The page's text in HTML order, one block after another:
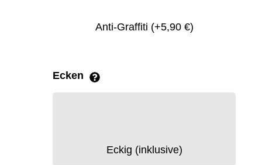
Anti-Graffiti (+5,90 €)
Ecken
Eckig (inklusive)